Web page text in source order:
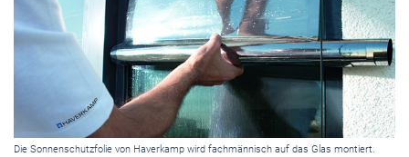
Die Sonnenschutzfolie von Haverkamp wird fachmännisch auf das Glas montiert.